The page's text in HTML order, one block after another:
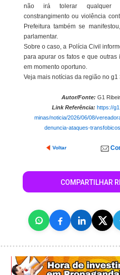
não irá tolerar qualquer
constrangimento ou violência
Prefeitura também se
parlamentar.
Sobre o caso, a Polícia Civil
para apurar os fatos e que outras
em momento oportuno.
Veja mais notícias da região no g1
Autor/Fonte: G1
Link Referência: https://
minas/noticia/2026/06/08/
denuncia-ataques-
Voltar
COMPARTILHAR